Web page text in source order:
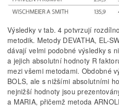
Výsledky v tab. 4 potvrzují
metodik. Metody DEVATHA, EL-
dávají velmi podobné výsledky s
a jejich absolutní hodnoty R
mezi všemi metodami. Obdobné
BOLS, ale s nižšími absolutními
nejnižší hodnoty jsou
a MARIA, přičemž metoda